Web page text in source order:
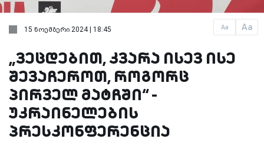
Aa Aa
15 ნოემბერი 2024 | 18:45
„ვეცდებით, კვარა ისევ ისე
შევაჩეროთ, როგორც
პირველ მატჩში“ -
უკრაინელების
პრესკონფერენცია